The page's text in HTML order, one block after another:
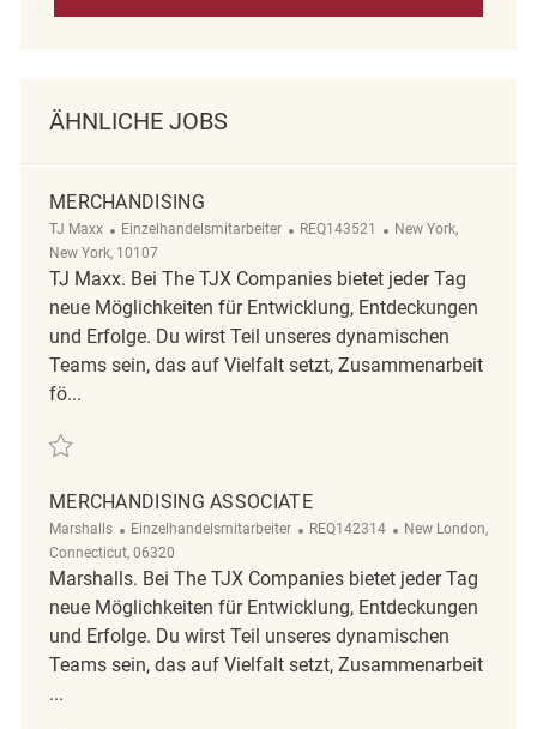
ÄHNLICHE JOBS
MERCHANDISING
TJ Maxx Kategorie
Einzelhandelsmitarbeiter ReqId
REQ143521 Ort
New York,
New York, 10107
TJ Maxx. Bei The TJX Companies bietet jeder Tag
neue Möglichkeiten für Entwicklung, Entdeckungen
und Erfolge. Du wirst Teil unseres dynamischen
Teams sein, das auf Vielfalt setzt, Zusammenarbeit
fö...
Retten Merchandising REQ143521
MERCHANDISING ASSOCIATE
Marshalls Kategorie
Einzelhandelsmitarbeiter ReqId
REQ142314 Ort
New London,
Connecticut, 06320
Marshalls. Bei The TJX Companies bietet jeder Tag
neue Möglichkeiten für Entwicklung, Entdeckungen
und Erfolge. Du wirst Teil unseres dynamischen
Teams sein, das auf Vielfalt setzt, Zusammenarbeit
...